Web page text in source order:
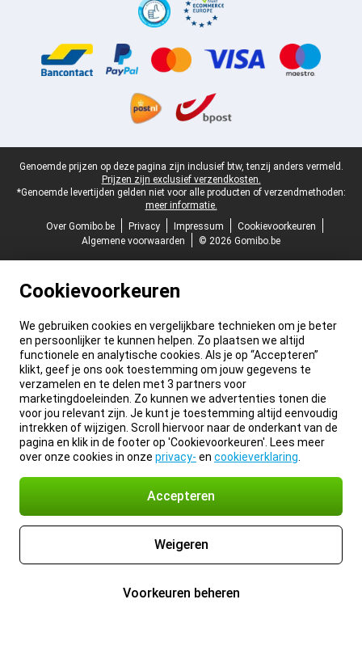
Juridische voettekst
Genoemde prijzen op deze pagina zijn inclusief btw, tenzij anders vermeld.
Prijzen zijn exclusief verzendkosten.
*Genoemde levertijden gelden niet voor alle producten of verzendmethoden:
meer informatie.
Over Gomibo.be
Privacy Impressum
Cookievoorkeuren
Algemene voorwaarden
© 2026 Gomibo.be
Cookievoorkeuren
We gebruiken cookies en vergelijkbare technieken om je beter
en persoonlijker te kunnen helpen. Zo plaatsen we altijd
functionele en analytische cookies. Als je op “Accepteren”
klikt, geef je ons ook toestemming om jouw gegevens te
verzamelen en te delen met 3 partners voor
marketingdoeleinden. Zo kunnen we advertenties tonen die
voor jou relevant zijn. Je kunt je toestemming altijd eenvoudig
intrekken of wijzigen. Scroll hiervoor naar de onderkant van de
pagina en klik in de footer op 'Cookievoorkeuren'. Lees meer
over onze cookies in onze privacy- en cookieverklaring
Accepteren
Weigeren
Voorkeuren beheren